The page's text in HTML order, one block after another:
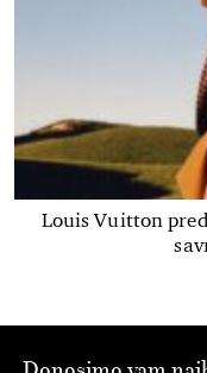
Louis Vuitton